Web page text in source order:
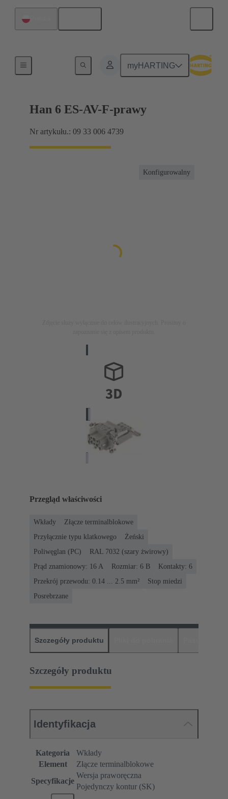
myHARTING
Złącze terminalblokowe
Han 6 ES-AV-F-prawy
Nr artykułu.: 09 33 006 4739
Konfigurowalny
Przegląd właściwości
Wkłady
Złącze terminalblokowe
Przyłącznie typu klatkowego
Żeński
Poliwęglan (PC)
RAL 7032 (szary żwirowy)
Prąd znamionowy: ‌16 A
Rozmiar: 6 B
Kontakty: 6
Przekrój przewodu: 0.14 ... 2.5 mm²
Stop miedzi
Posrebrzane
Szczegóły produktu
Szczegóły produktu
Identyfikacja
Kategoria
Wkłady
Element
Złącze terminalblokowe
Specyfikacje
Wersja praworęczna
Pojedynczy kontur (SK)